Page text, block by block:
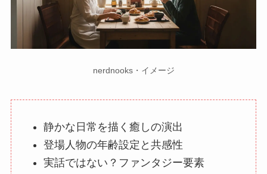
nerdnooks・イメージ
静かな日常を描く癒しの演出
登場人物の年齢設定と共感性
実話ではない？ファンタジー要素